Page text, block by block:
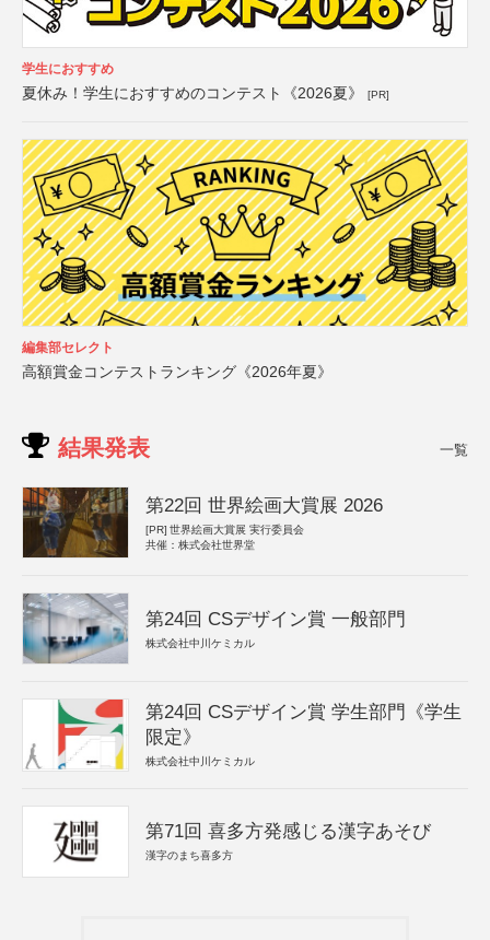
学生におすすめ
夏休み！学生におすすめのコンテスト《2026夏》 [PR]
編集部セレクト
高額賞金コンテストランキング《2026年夏》
結果発表 一覧
第22回 世界絵画大賞展 2026
[PR] 世界絵画大賞展 実行委員会
共催：株式会社世界堂
第24回 CSデザイン賞 一般部門
株式会社中川ケミカル
第24回 CSデザイン賞 学生部門《学生
限定》
株式会社中川ケミカル
第71回 喜多方発感じる漢字あそび
漢字のまち喜多方